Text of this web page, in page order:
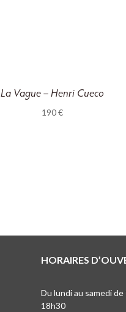
La Vague – Henri Cueco
190€
HORAIRES
Du lundi au samedi
18h30